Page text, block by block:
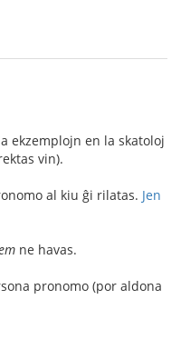
ekzemplojn en la skatoloj
vin).
al kiu ĝi rilatas. Jen
ne havas.
pronomo (por aldona